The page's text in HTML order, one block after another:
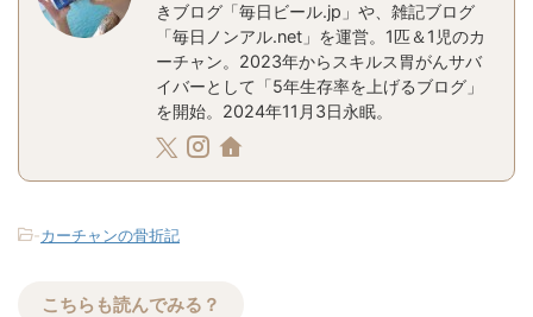
きブログ「毎日ビール.jp」や、雑記ブログ
「毎日ノンアル.net」を運営。1匹＆1児のカ
ーチャン。2023年からスキルス胃がんサバ
イバーとして「5年生存率を上げるブログ」
を開始。2024年11月3日永眠。
-カーチャンの骨折記
こちらも読んでみる？